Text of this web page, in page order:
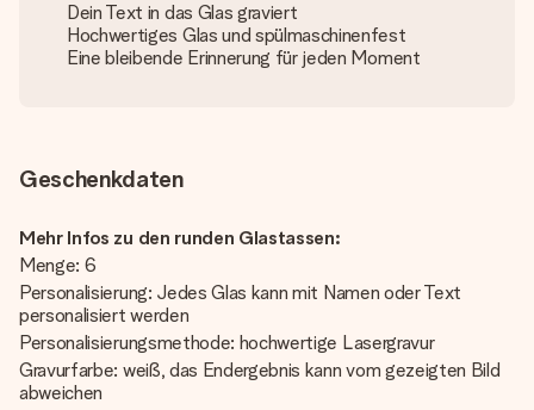
Dein Text in das Glas graviert
Hochwertiges Glas und spülmaschinenfest
Eine bleibende Erinnerung für jeden Moment
Geschenkdaten
Mehr Infos zu den runden Glastassen:
Menge: 6
Personalisierung: Jedes Glas kann mit Namen oder Text
personalisiert werden
Personalisierungsmethode: hochwertige Lasergravur
Gravurfarbe: weiß, das Endergebnis kann vom gezeigten Bild
abweichen